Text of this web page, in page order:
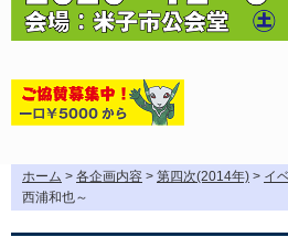
ホーム > 各企画内容 > 第四次(2014年) > イ
西浦和也～